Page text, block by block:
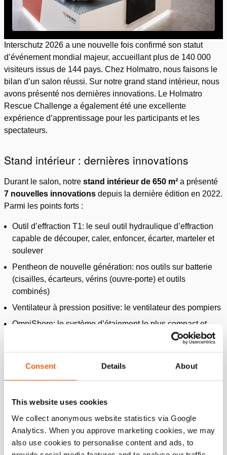
Consent Details About
This website uses cookies
We collect anonymous website statistics via Google
Analytics. When you approve marketing cookies, we may
also use cookies to personalise content and ads, to
Interschutz 2026 a une nouvelle fois confirmé son statut
d’événement mondial majeur, accueillant plus de 140 000
visiteurs issus de 144 pays. Chez Holmatro, nous faisons le
bilan d’un salon réussi. Sur notre grand stand intérieur, nous
avons présenté nos dernières innovations. Le Holmatro
Rescue Challenge a également été une excellente
expérience d’apprentissage pour les participants et les
spectateurs.
Stand intérieur : dernières innovations
Durant le salon, notre stand intérieur de 650 m² a présenté
7 nouvelles innovations depuis la dernière édition en 2022.
Parmi les points forts :
Outil d’effraction T1: le seul outil hydraulique d’effraction
capable de découper, caler, enfoncer, écarter, marteler et
soulever
Pentheon de nouvelle génération: nos outils sur batterie
(cisailles, écarteurs, vérins (ouvre-porte) et outils
combinés)
Ventilateur à pression positive: le ventilateur des pompiers
OmniShore: le système d’étaiement le plus compact et